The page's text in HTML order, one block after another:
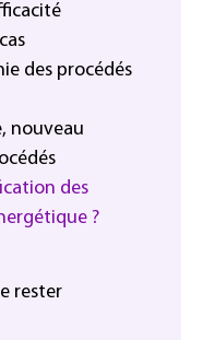
des procédés
nouveau
des
?
rester